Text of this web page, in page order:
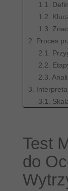
1.1.
1.2.
1.3.
2. Proces
2.1.
2.2.
2.3.
3.
3.1.
4. Wpływ
4.1.
4.2.
4.3.
5.
Test
do